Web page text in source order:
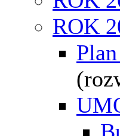
ROK